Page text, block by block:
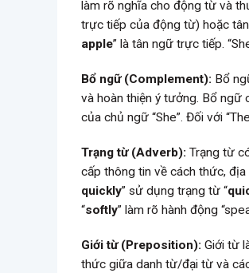
làm rõ nghĩa cho động từ và
trực tiếp của động từ) hoặc
apple” là tân ngữ trực tiếp.
Bổ ngữ (Complement): Bổ
và hoàn thiện ý tưởng. Bổ ngữ
của chủ ngữ “She”. Đối với
Trạng từ (Adverb): Trạng từ
cấp thông tin về cách thức,
quickly” sử dụng trạng từ “
“softly” làm rõ hành động
Giới từ (Preposition): Giới từ
thức giữa danh từ/đại từ và